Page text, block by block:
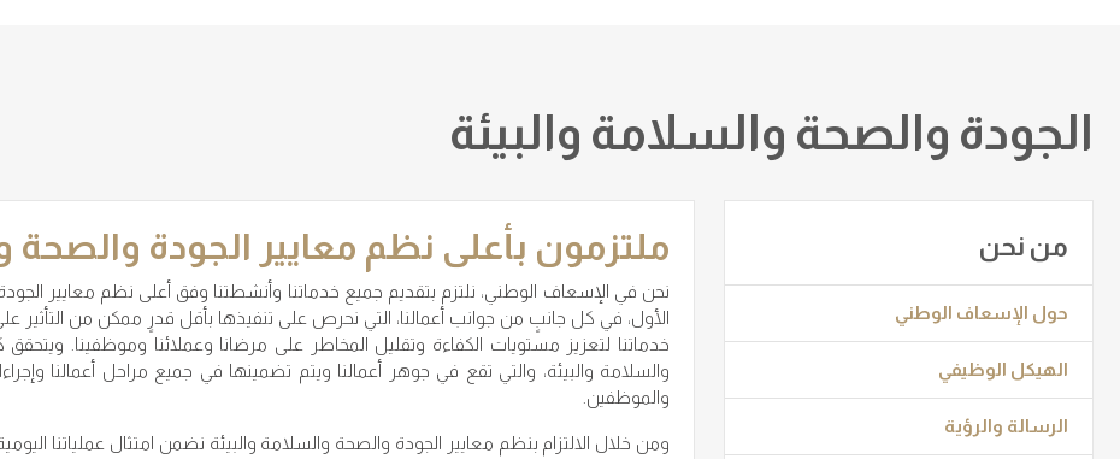
الجودة والصحة والسلامة والبيئة
من نحن
حول الإسعاف الوطني
الهيكل الوظيفي
الرسالة والرؤية
ملتزمون بأعلى نظم معايير الجودة والصحة
نحن في الإسعاف الوطني، نلتزم بتقديم جميع خدماتنا وأنشطتنا وفق أعلى نظم معايير
الأول، في كل جانبٍ من جوانب أعمالنا، التي نحرص على تنفيذها بأقل قدرٍ ممكن من التأثير
خدماتنا لتعزيز مستويات الكفاءة وتقليل المخاطر على مرضانا وعملائنا وموظفينا.
والسلامة والبيئة، والتي تقع في جوهر أعمالنا ويتم تضمينها في جميع مراحل أعمالنا
والموظفين.
ومن خلال الالتزام بنظم معايير الجودة والصحة والسلامة والبيئة نضمن امتثال عملياتنا